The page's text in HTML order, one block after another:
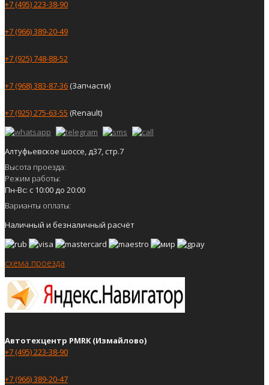
+7 (495) 223-38-90
+7 (966) 389-20-49
+7 (925) 748-88-52
+7 (968) 383-87-36(Запчасти)
+7 (925) 275-63-55 (Renault)
Алтуфьевское шоссе, д37, стр.7
Высота проезда:
Режим работы:
Пн-Вс: с 10:00 до 20:00
Варианты оплаты:
Наличный и безналичный расчёт
схема проезда
Автотехцентр PMRK (Измайлово)
+7 (495) 223-38-90
+7 (966) 389-20-47